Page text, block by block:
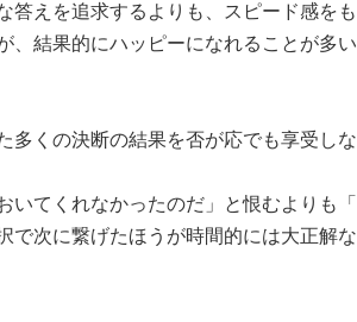
答えを追求するよりも、スピード感を
、結果的にハッピーになれることが多
多くの決断の結果を否が応でも享受し
いてくれなかったのだ」と恨むよりも
で次に繋げたほうが時間的には大正解